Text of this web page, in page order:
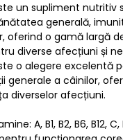
un supliment nutritiv
generală,
oferind o gamă largă
diverse afecțiuni și
o alegere excelentă
generale a câinilor,
diverselor afecțiuni.
A, B1, B2, B6, B12, C,